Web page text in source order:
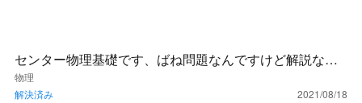
センター物理基礎です、ばね問題なんですけど解説なく
て困ってます😅わかりやすく教えてください
物理
解決済み
2021/08/18